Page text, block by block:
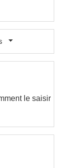
le saisir